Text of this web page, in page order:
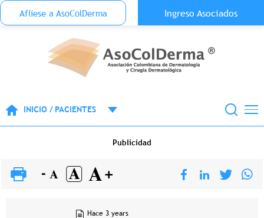
Pasar al contenido principal
Menu Top Anónimo
Aflíese a AsoColDerma Ingreso Asociados
INICIO / PACIENTES
Publicidad
Hace 3 years